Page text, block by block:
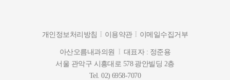
개인정보처리방침 I 이용약관 I 이메일수집거부
아산오름내과의원 I 대표자 : 정준용
서울 관악구 시흥대로 578 광안빌딩 2층
Tel. 02) 6958-7070